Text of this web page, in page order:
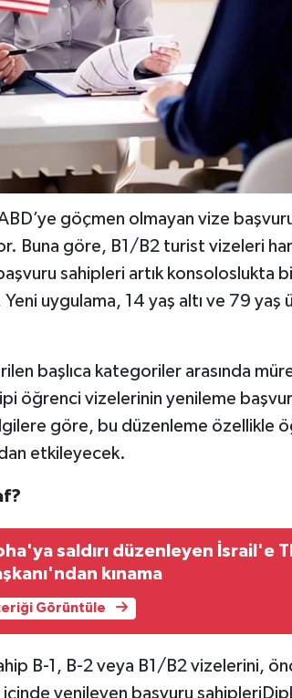
göçmen olmayan vize
Buna göre, B1/B2 turist vizeleri
sahipleri artık konsoloslukta
uygulama, 14 yaş altı ve 79 yaş
başlıca kategoriler arasında
öğrenci vizelerinin yenileme
göre, bu düzenleme özellikle
etkileyecek.
saldırı düzenleyen İsrail'e
kınama
Görüntüle
B-1, B-2 veya B1/B2 vizelerini,
yenileyen başvuru